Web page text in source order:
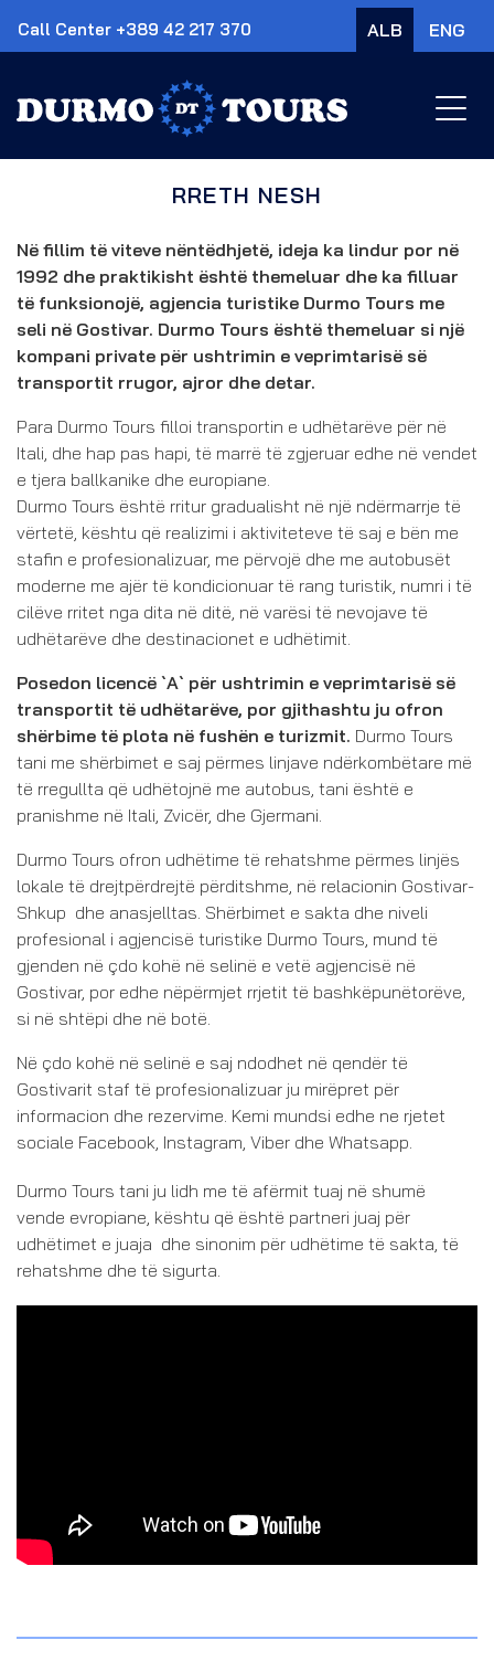
Call Center +389 42 217 370 ALB ENG
×
RRETH NESH
Në fillim të viteve nëntëdhjetë, ideja ka lindur por në
1992 dhe praktikisht është themeluar dhe ka filluar
të funksionojë, agjencia turistike Durmo Tours me
seli në Gostivar. Durmo Tours është themeluar si një
kompani private për ushtrimin e veprimtarisë së
transportit rrugor, ajror dhe detar.
Para Durmo Tours filloi transportin e udhëtarëve për në
Itali, dhe hap pas hapi, të marrë të zgjeruar edhe në vendet
e tjera ballkanike dhe europiane.
Durmo Tours është rritur gradualisht në një ndërmarrje të
vërtetë, kështu që realizimi i aktiviteteve të saj e bën me
stafin e profesionalizuar, me përvojë dhe me autobusët
moderne me ajër të kondicionuar të rang turistik, numri i të
cilëve rritet nga dita në ditë, në varësi të nevojave të
udhëtarëve dhe destinacionet e udhëtimit.
Posedon licencë `A` për ushtrimin e veprimtarisë së
transportit të udhëtarëve, por gjithashtu ju ofron
shërbime të plota në fushën e turizmit. Durmo Tours
tani me shërbimet e saj përmes linjave ndërkombëtare më
të rregullta që udhëtojnë me autobus, tani është e
pranishme në Itali, Zvicër, dhe Gjermani.
Durmo Tours ofron udhëtime të rehatshme përmes linjës
lokale të drejtpërdrejtë përditshme, në relacionin Gostivar-
Shkup dhe anasjelltas. Shërbimet e sakta dhe niveli
profesional i agjencisë turistike Durmo Tours, mund të
gjenden në çdo kohë në selinë e vetë agjencisë në
Gostivar, por edhe nëpërmjet rrjetit të bashkëpunëtorëve,
si në shtëpi dhe në botë.
Në çdo kohë në selinë e saj ndodhet në qendër të
Gostivarit staf të profesionalizuar ju mirëpret për
informacion dhe rezervime. Kemi mundsi edhe ne rjetet
sociale Facebook, Instagram, Viber dhe Whatsapp.
Durmo Tours tani ju lidh me të afërmit tuaj në shumë
vende evropiane, kështu që është partneri juaj për
udhëtimet e juaja dhe sinonim për udhëtime të sakta, të
rehatshme dhe të sigurta.